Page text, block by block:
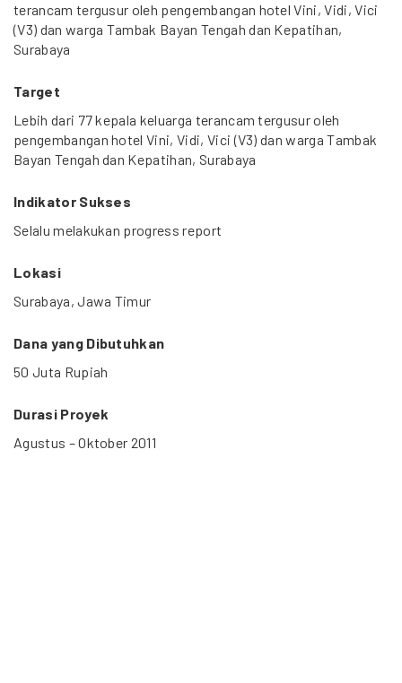
terancam tergusur oleh pengembangan hotel Vini, Vidi, Vici
(V3) dan warga Tambak Bayan Tengah dan Kepatihan,
Surabaya
Target
Lebih dari 77 kepala keluarga terancam tergusur oleh
pengembangan hotel Vini, Vidi, Vici (V3) dan warga Tambak
Bayan Tengah dan Kepatihan, Surabaya
Indikator Sukses
Selalu melakukan progress report
Lokasi
Surabaya, Jawa Timur
Dana yang Dibutuhkan
50 Juta Rupiah
Durasi Proyek
Agustus – Oktober 2011